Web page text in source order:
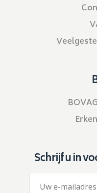
Schrijf u in